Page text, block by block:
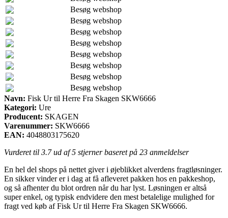
Besøg webshop
Besøg webshop
Besøg webshop
Besøg webshop
Besøg webshop
Besøg webshop
Besøg webshop
Besøg webshop
Navn: Fisk Ur til Herre Fra Skagen SKW6666
Kategori: Ure
Producent: SKAGEN
Varenummer: SKW6666
EAN: 4048803175620
Vurderet til 3.7ud af 5 stjerner baseret på 23 anmeldelser
En hel del shops på nettet giver i øjeblikket alverdens fragtløsninger.
En sikker vinder er i dag at få afleveret pakken hos en pakkeshop,
og så afhenter du blot ordren når du har lyst. Løsningen er altså
super enkel, og typisk endvidere den mest betalelige mulighed for
fragt ved køb af Fisk Ur til Herre Fra Skagen SKW6666.